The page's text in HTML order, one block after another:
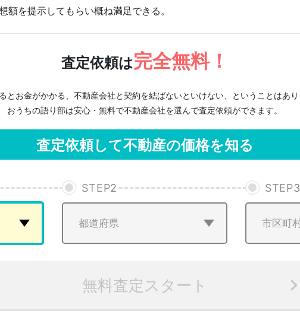
額を提示してもらい概ね満足できる。
査定依頼は完全無料！
とお金がかかる、不動産会社と契約を結ばないといけない、ということはあり
おうちの語り部は安心・無料で不動産会社を選んで査定依頼ができます。
査定依頼して不動産の価格を知る
STEP2 STEP3
無料査定スタート